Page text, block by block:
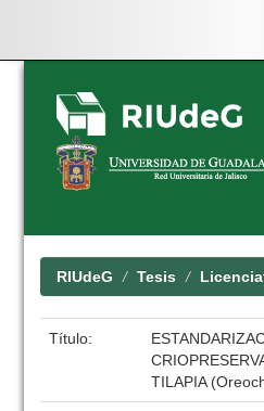
Skip
navigation
RIUdeG Tesis
Título:
TILAPIA